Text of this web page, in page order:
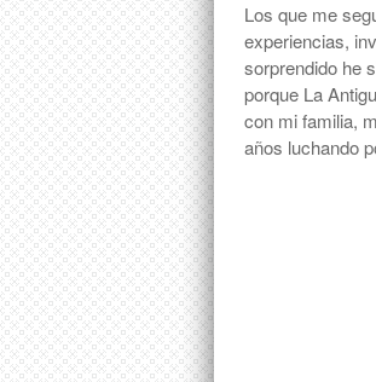
Los que me
experiencias,
sorprendido he
porque La
con mi familia,
años luchando